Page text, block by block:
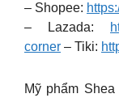
– Shopee:
– Lazada:
corner – Tiki:
Mỹ phẩm